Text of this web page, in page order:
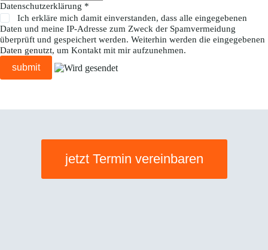
Datenschutzerklärung *
Ich erkläre mich damit einverstanden, dass alle eingegebenen
Daten und meine IP-Adresse zum Zweck der Spamvermeidung
überprüft und gespeichert werden. Weiterhin werden die eingegebenen
Daten genutzt, um Kontakt mit mir aufzunehmen.
jetzt Termin vereinbaren